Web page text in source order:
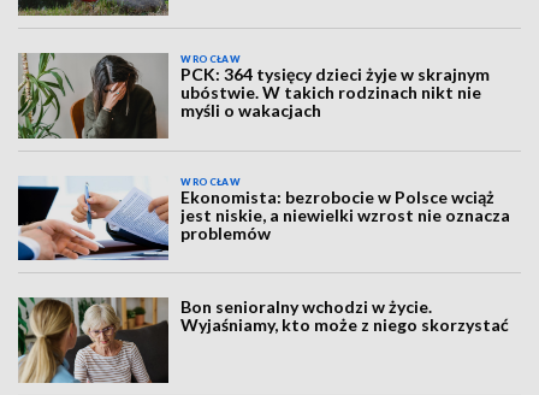
WROCŁAW
PCK: 364 tysięcy dzieci żyje w skrajnym
ubóstwie. W takich rodzinach nikt nie
myśli o wakacjach
WROCŁAW
Ekonomista: bezrobocie w Polsce wciąż
jest niskie, a niewielki wzrost nie oznacza
problemów
Bon senioralny wchodzi w życie.
Wyjaśniamy, kto może z niego skorzystać